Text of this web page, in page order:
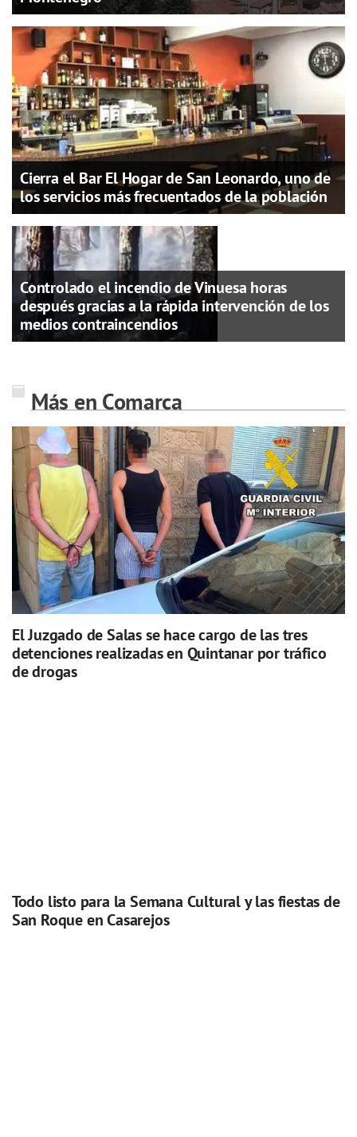
Cierra el Bar El Hogar de San Leonardo, uno de
los servicios más frecuentados de la población
Controlado el incendio de Vinuesa horas
después gracias a la rápida intervención de los
medios contraincendios
Más en Comarca
El Juzgado de Salas se hace cargo de las tres
detenciones realizadas en Quintanar por tráfico
de drogas
Todo listo para la Semana Cultural y las fiestas de
San Roque en Casarejos